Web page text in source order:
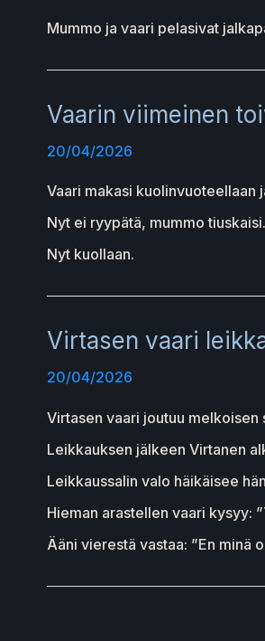
Mummo ja vaari pelasivat
Vaarin viimeinen
20/04/2026
Vaari makasi kuolinvuoteellaan
Nyt ei ryypätä, mummo tiuskaisi.
Nyt kuollaan.
Virtasen vaari
20/04/2026
Virtasen vaari joutuu
Leikkauksen jälkeen Virtanen
Leikkaussalin valo häikäisee
Hieman arastellen vaari kysyy:
Ääni vierestä vastaa: ”En minä